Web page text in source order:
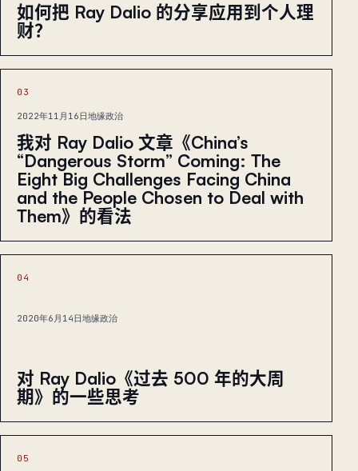
如何把 Ray Dalio 的分享应用到个人理
财？
03
2022年11月16日地缘政治
我对 Ray Dalio 文章《China’s
“Dangerous Storm” Coming: The
Eight Big Challenges Facing China
and the People Chosen to Deal with
Them》的看法
04
2020年6月14日地缘政治
对 Ray Dalio《过去 500 年的大周
期》的一些思考
05